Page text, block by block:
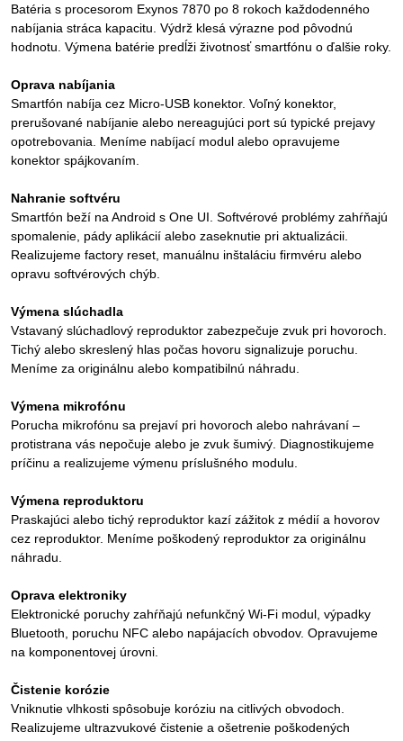
Batéria s procesorom Exynos 7870 po 8 rokoch každodenného
nabíjania stráca kapacitu. Výdrž klesá výrazne pod pôvodnú
hodnotu. Výmena batérie predĺži životnosť smartfónu o ďalšie roky.
Oprava nabíjania
Smartfón nabíja cez Micro-USB konektor. Voľný konektor,
prerušované nabíjanie alebo nereagujúci port sú typické prejavy
opotrebovania. Meníme nabíjací modul alebo opravujeme
konektor spájkovaním.
Nahranie softvéru
Smartfón beží na Android s One UI. Softvérové problémy zahŕňajú
spomalenie, pády aplikácií alebo zaseknutie pri aktualizácii.
Realizujeme factory reset, manuálnu inštaláciu firmvéru alebo
opravu softvérových chýb.
Výmena slúchadla
Vstavaný slúchadlový reproduktor zabezpečuje zvuk pri hovoroch.
Tichý alebo skreslený hlas počas hovoru signalizuje poruchu.
Meníme za originálnu alebo kompatibilnú náhradu.
Výmena mikrofónu
Porucha mikrofónu sa prejaví pri hovoroch alebo nahrávaní –
protistrana vás nepočuje alebo je zvuk šumivý. Diagnostikujeme
príčinu a realizujeme výmenu príslušného modulu.
Výmena reproduktoru
Praskajúci alebo tichý reproduktor kazí zážitok z médií a hovorov
cez reproduktor. Meníme poškodený reproduktor za originálnu
náhradu.
Oprava elektroniky
Elektronické poruchy zahŕňajú nefunkčný Wi-Fi modul, výpadky
Bluetooth, poruchu NFC alebo napájacích obvodov. Opravujeme
na komponentovej úrovni.
Čistenie korózie
Vniknutie vlhkosti spôsobuje koróziu na citlivých obvodoch.
Realizujeme ultrazvukové čistenie a ošetrenie poškodených